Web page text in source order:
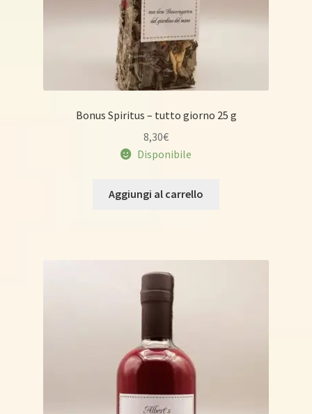
Bonus Spiritus – tutto giorno 25 g
8,30€
Disponibile
Aggiungi al carrello